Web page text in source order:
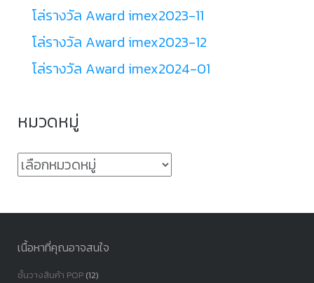
โล่รางวัล Award imex2023-11
โล่รางวัล Award imex2023-12
โล่รางวัล Award imex2024-01
หมวดหมู่
หมวด
เนื้อหาที่คุณอาจสนใจ
ชั้นวางสินค้า POP(12)